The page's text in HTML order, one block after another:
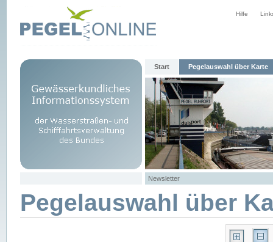
Hilfe
Start Pegelauswahl über Karte
Newsletter
Pegelauswahl über